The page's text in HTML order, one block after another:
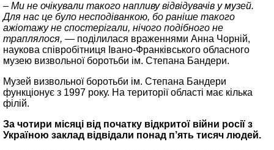
– Ми не очікували такого напливу відвідувачів у музей.
Для нас це було несподіванкою, бо раніше такого
ажіотажу не спостерігали, нічого подібного не
траплялося, — поділилася враженнями Анна Чорній,
наукова співробітниця Івано-Франківського обласного
музею визвольної боротьби ім. Степана Бандери.
Музей визвольної боротьби ім. Степана Бандери
функціонує з 1997 року. На території області має кілька
філій.
За чотири місяці від початку відкритої війни росії з
Україною заклад відвідали понад п’ять тисяч людей.